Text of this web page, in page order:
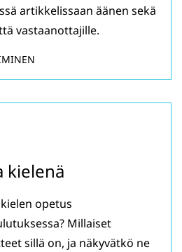
artikkelissaan äänen sekä
vastaanottajille.
kielenä
opetus
Millaiset
sillä on, ja näkyvätkö ne